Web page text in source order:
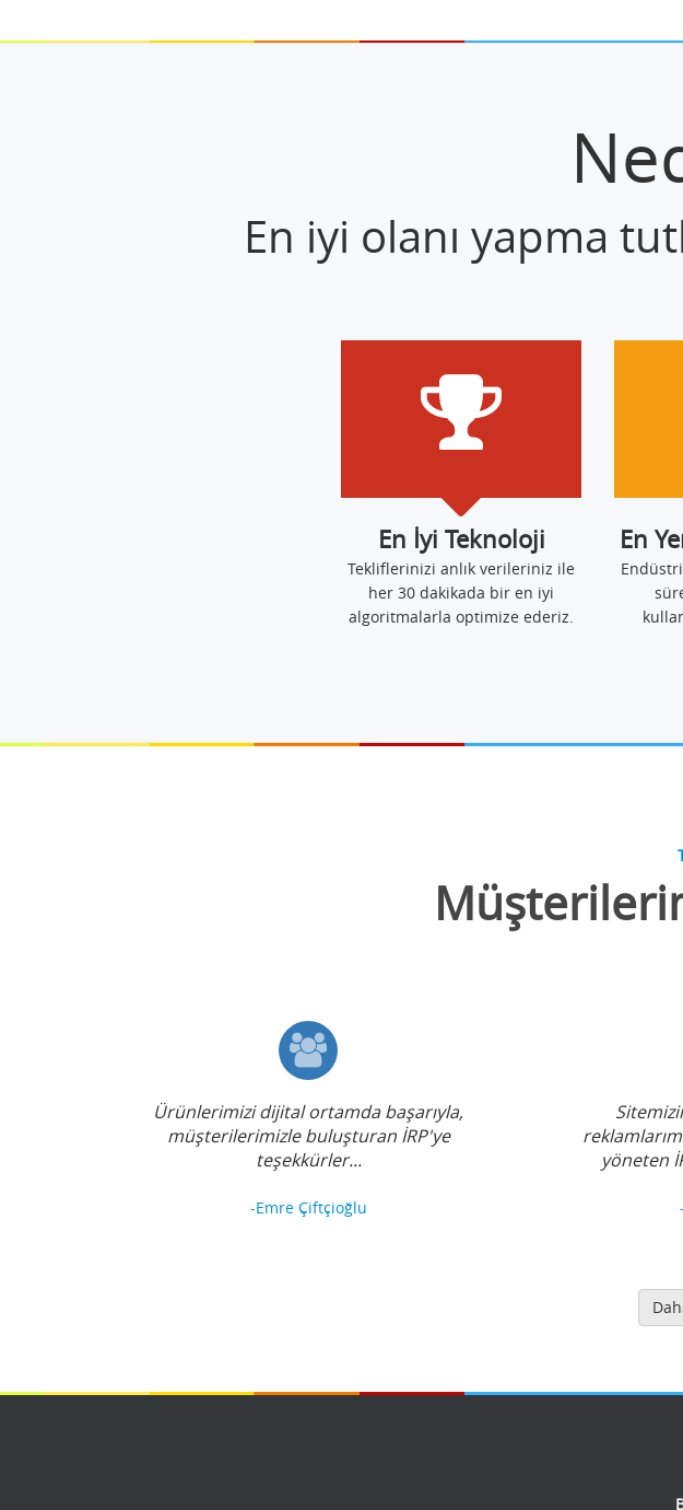
En iyi olanı yapma
En İyi Teknoloji
Tekliflerinizi anlık verileriniz ile
her 30 dakikada bir en iyi
algoritmalarla optimize ederiz.
En
Ürünlerimizi dijital ortamda başarıyla,
müşterilerimizle buluşturan İRP'ye
teşekkürler...
-Emre Çiftçioğlu
yöneten